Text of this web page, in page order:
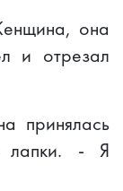
она
и отрезал
принялась
лапки. - Я